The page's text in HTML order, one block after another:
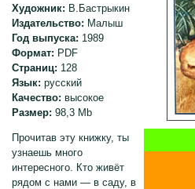
Художник: В.Бастрыкин
Издательство: Малыш
Год выпуска: 1989
Формат: PDF
Страниц: 128
Язык: русский
Качество: высокое
Размер: 98,3 Mb
Прочитав эту книжку, ты
узнаешь много
интересного. Кто живёт
рядом с нами — в саду, в